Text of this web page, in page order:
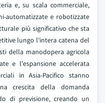
e, su scala commerciale,
automatizzate e robotizzate
più significativo che sta
lungo l'intera catena del
della manodopera agricola
e l'espansione accelerata
in Asia-Pacifico stanno
crescita della domanda
di previsione, creando un